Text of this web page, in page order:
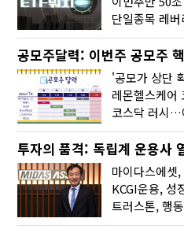
단일종목 레
공모주달력: 이번주 공모주
'공모가 상단
투자의 품격: 독립계 운용사
마이다스에셋